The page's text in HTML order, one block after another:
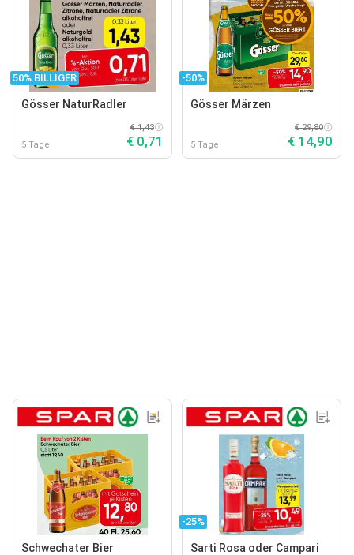
50% BILLIGER
Gösser NaturRadler
5 Tage
€ 1,43
€ 0,71
-50%
Gösser Märzen
5 Tage
€ 29,80
€ 14,90
Schwechater Bier
-25%
Sarti Rosa oder Campari